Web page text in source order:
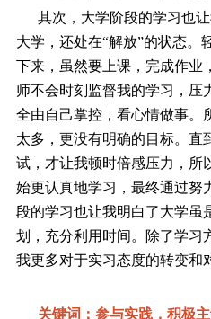
其次，大学阶段的学习也让
大学，还处在“解放”的状态。
下来，虽然要上课，完成作业
师不会时刻监督我的学习，压
全由自己掌控，看心情做事。
太多，更没有明确的目标。直
试，才让我顿时倍感压力，所
始更认真地学习，最终通过努
段的学习也让我明白了大学虽
划，充分利用时间。除了学习
我更多对于实习态度的转变和
关键词：参与实践，积极